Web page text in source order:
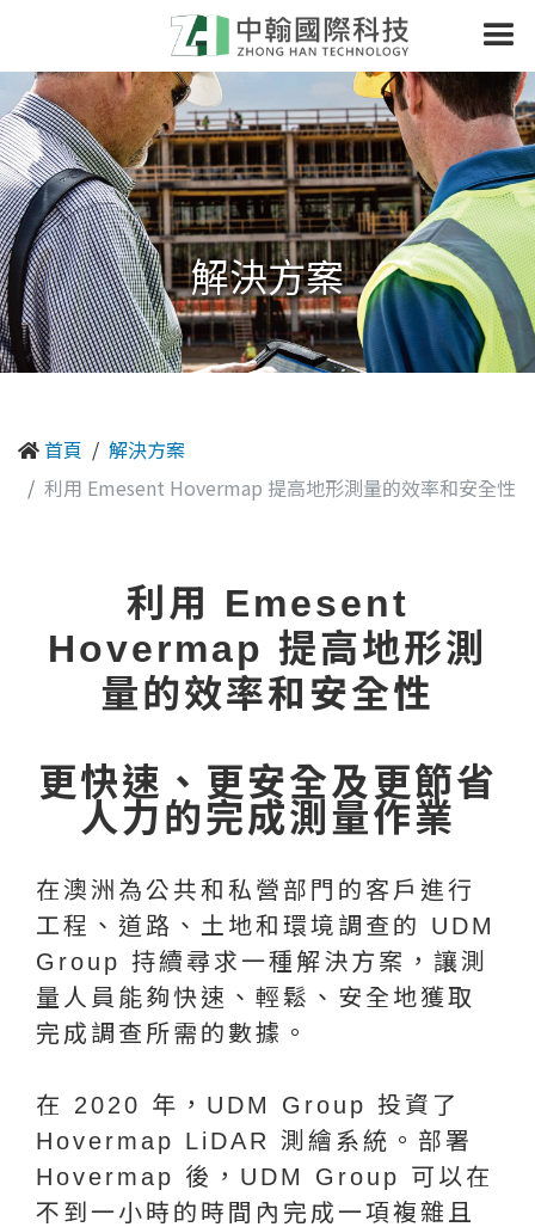
解決方案
首頁
解決方案
利用 Emesent Hovermap 提高地形測量的效率和安全性
利用 Emesent
Hovermap 提高地形測
量的效率和安全性
更快速、更安全及更節省
人力的完成測量作業
在澳洲為公共和私營部門的客戶進行
工程、道路、土地和環境調查的 UDM
Group 持續尋求一種解決方案，讓測
量人員能夠快速、輕鬆、安全地獲取
完成調查所需的數據。
在 2020 年，UDM Group 投資了
Hovermap LiDAR 測繪系統。部署
Hovermap 後，UDM Group 可以在
不到一小時的時間內完成一項複雜且